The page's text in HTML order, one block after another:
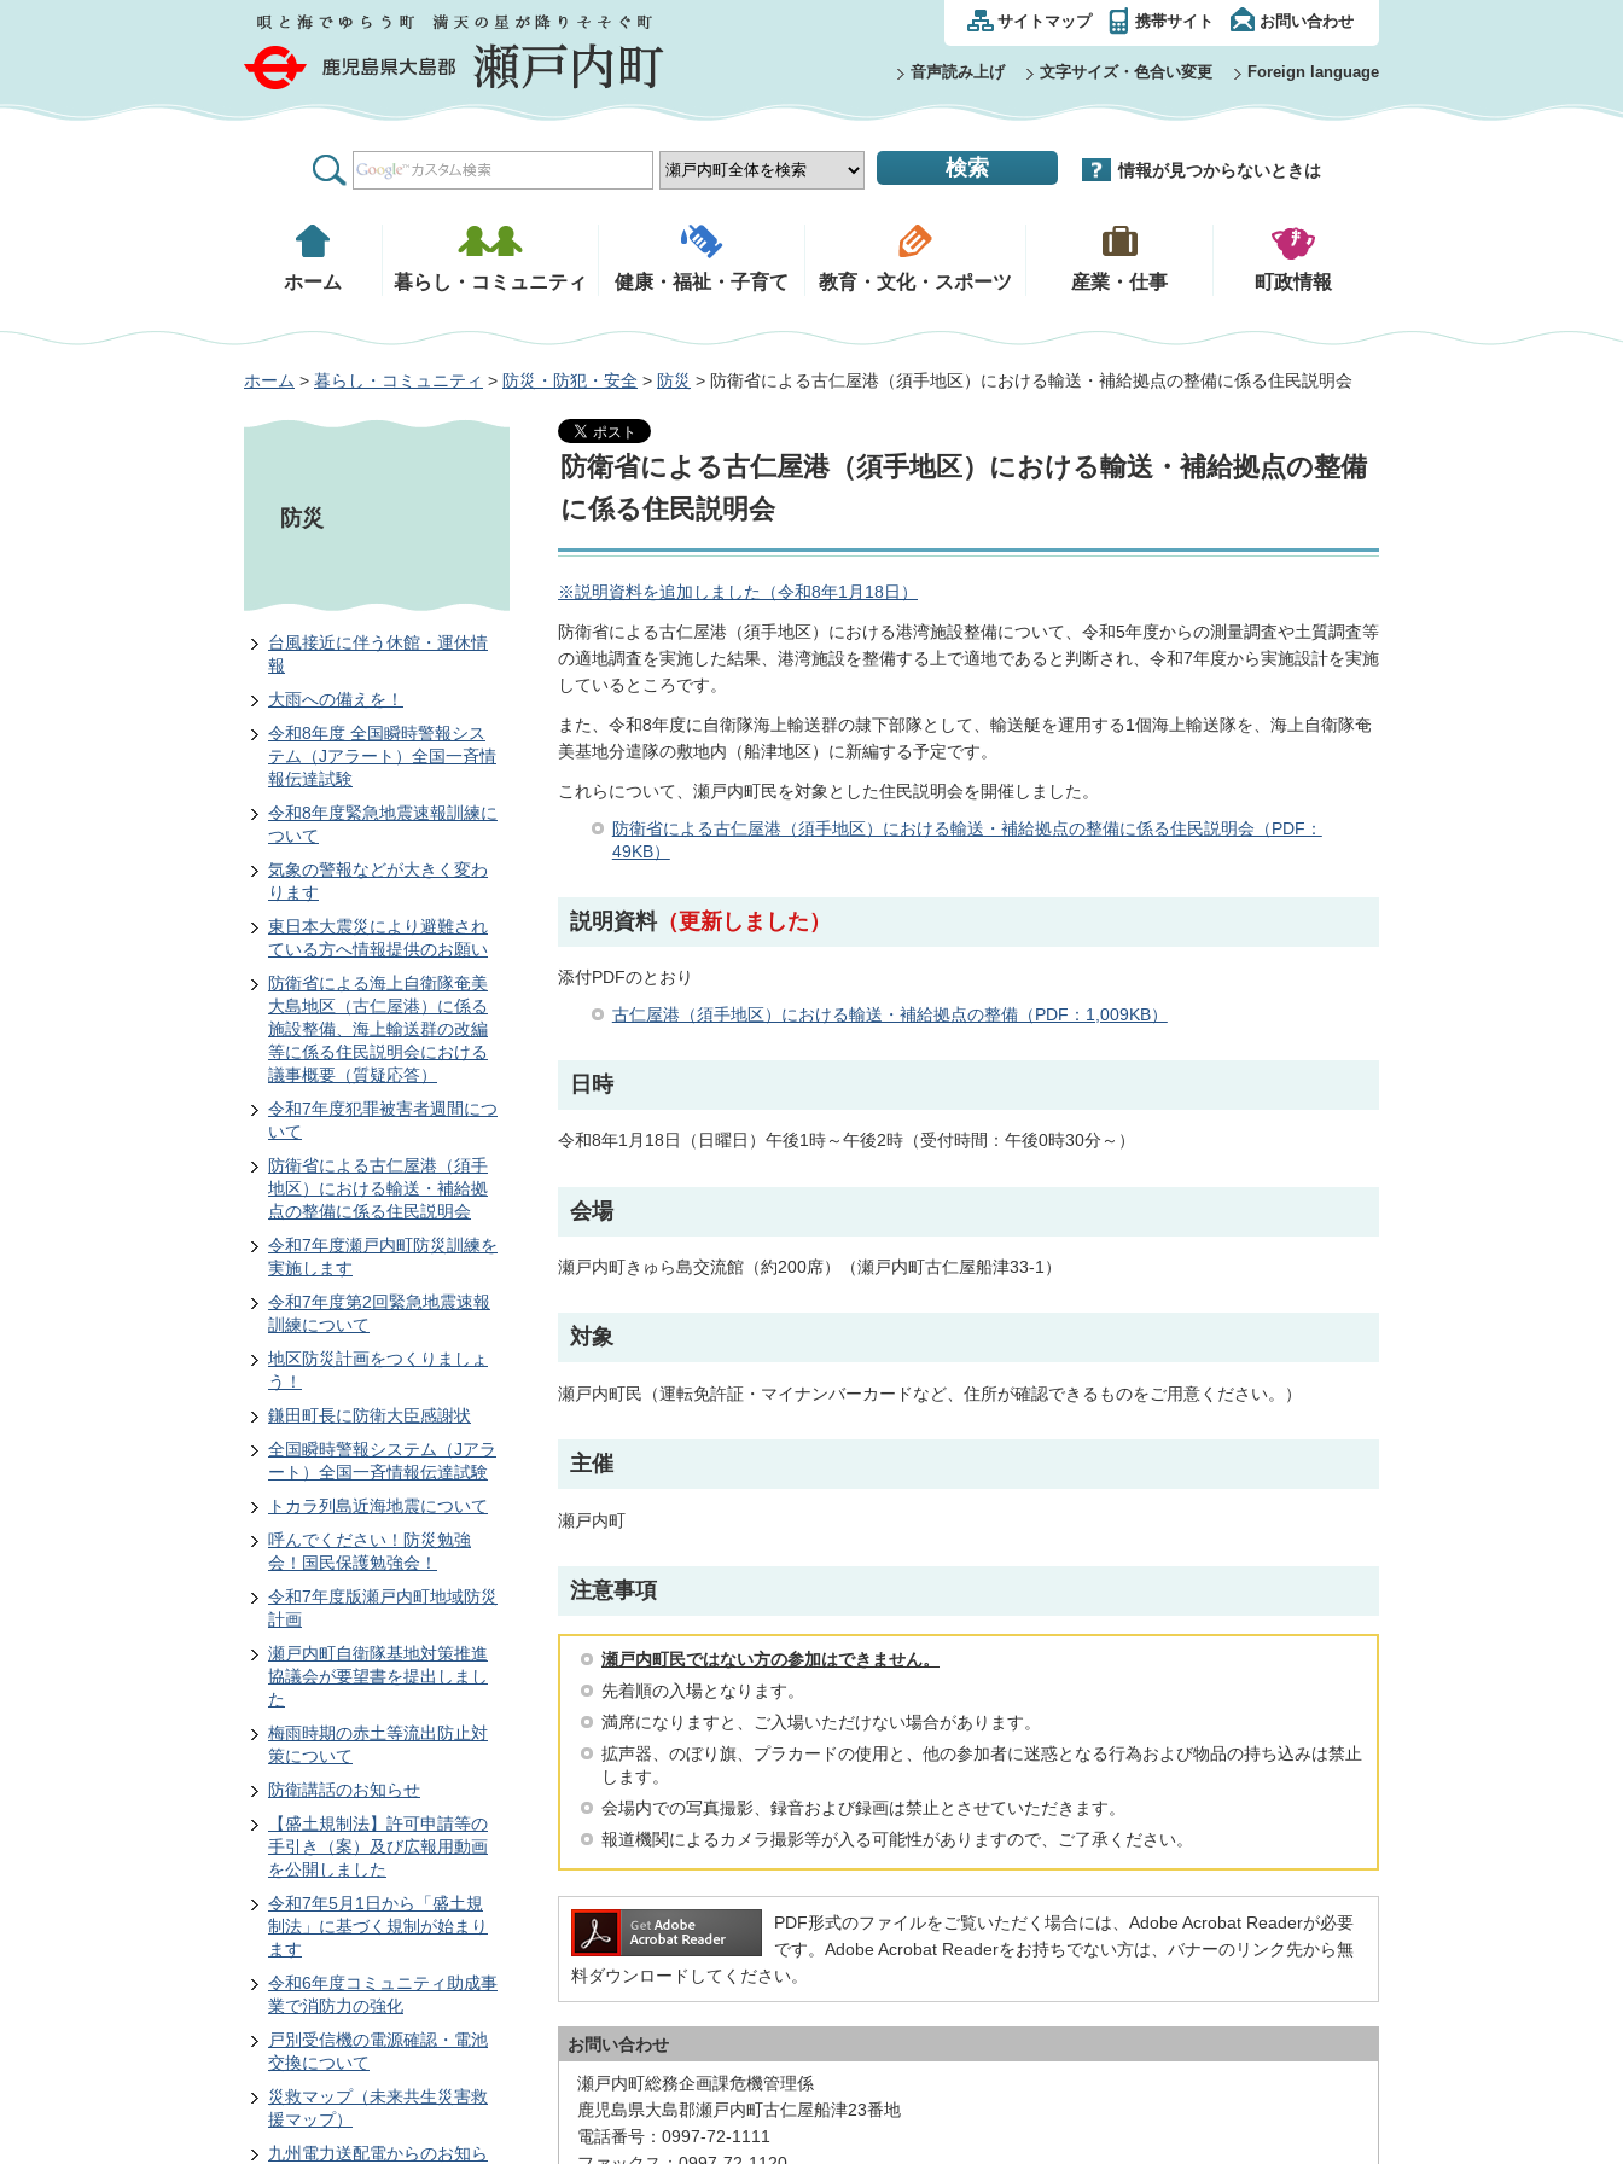
鹿児島県大島郡 瀬戸内町 サイトマップ 携帯サイト お問い合わせ
音声読み上げ 文字サイズ・色合い変更 Foreign language
情報が見つからないときは
ホーム 暮らし・コミュニティ 健康・福祉・子育て 教育・文化・スポーツ 産業・仕事 町政情報
ホーム > 暮らし・コミュニティ > 防災・防犯・安全 > 防災 > 防衛省による古仁屋港（須手地区）における輸送・補給拠点の整備に係る住民説明会
防災
台風接近に伴う休館・運休情
報
大雨への備えを！
令和8年度 全国瞬時警報シス
テム（Jアラート）全国一斉情
報伝達試験
令和8年度緊急地震速報訓練に
ついて
気象の警報などが大きく変わ
ります
東日本大震災により避難され
ている方へ情報提供のお願い
防衛省による海上自衛隊奄美
大島地区（古仁屋港）に係る
施設整備、海上輸送群の改編
等に係る住民説明会における
議事概要（質疑応答）
令和7年度犯罪被害者週間につ
いて
防衛省による古仁屋港（須手
地区）における輸送・補給拠
点の整備に係る住民説明会
令和7年度瀬戸内町防災訓練を
実施します
令和7年度第2回緊急地震速報
訓練について
地区防災計画をつくりましょ
う！
鎌田町長に防衛大臣感謝状
全国瞬時警報システム（Jアラ
ート）全国一斉情報伝達試験
トカラ列島近海地震について
呼んでください！防災勉強
会！国民保護勉強会！
令和7年度版瀬戸内町地域防災
計画
瀬戸内町自衛隊基地対策推進
協議会が要望書を提出しまし
た
梅雨時期の赤土等流出防止対
策について
防衛講話のお知らせ
【盛土規制法】許可申請等の
手引き（案）及び広報用動画
を公開しました
令和7年5月1日から「盛土規
制法」に基づく規制が始まり
ます
令和6年度コミュニティ助成事
業で消防力の強化
戸別受信機の電源確認・電池
交換について
災救マップ（未来共生災害救
援マップ）
九州電力送配電からのお知ら
防衛省による古仁屋港（須手地区）における輸送・補給拠点の整備
に係る住民説明会
※説明資料を追加しました（令和8年1月18日）
防衛省による古仁屋港（須手地区）における港湾施設整備について、令和5年度からの測量調査や土質調査等
の適地調査を実施した結果、港湾施設を整備する上で適地であると判断され、令和7年度から実施設計を実施
しているところです。
また、令和8年度に自衛隊海上輸送群の隷下部隊として、輸送艇を運用する1個海上輸送隊を、海上自衛隊奄
美基地分遣隊の敷地内（船津地区）に新編する予定です。
これらについて、瀬戸内町民を対象とした住民説明会を開催しました。
防衛省による古仁屋港（須手地区）における輸送・補給拠点の整備に係る住民説明会（PDF：
49KB）
説明資料（更新しました）
添付PDFのとおり
古仁屋港（須手地区）における輸送・補給拠点の整備（PDF：1,009KB）
日時
令和8年1月18日（日曜日）午後1時～午後2時（受付時間：午後0時30分～）
会場
瀬戸内町きゅら島交流館（約200席）（瀬戸内町古仁屋船津33-1）
対象
瀬戸内町民（運転免許証・マイナンバーカードなど、住所が確認できるものをご用意ください。）
主催
瀬戸内町
注意事項
瀬戸内町民ではない方の参加はできません。
先着順の入場となります。
満席になりますと、ご入場いただけない場合があります。
拡声器、のぼり旗、プラカードの使用と、他の参加者に迷惑となる行為および物品の持ち込みは禁止
します。
会場内での写真撮影、録音および録画は禁止とさせていただきます。
報道機関によるカメラ撮影等が入る可能性がありますので、ご了承ください。
PDF形式のファイルをご覧いただく場合には、Adobe Acrobat Readerが必要
です。Adobe Acrobat Readerをお持ちでない方は、バナーのリンク先から無
料ダウンロードしてください。
お問い合わせ
瀬戸内町総務企画課危機管理係
鹿児島県大島郡瀬戸内町古仁屋船津23番地
電話番号：0997-72-1111